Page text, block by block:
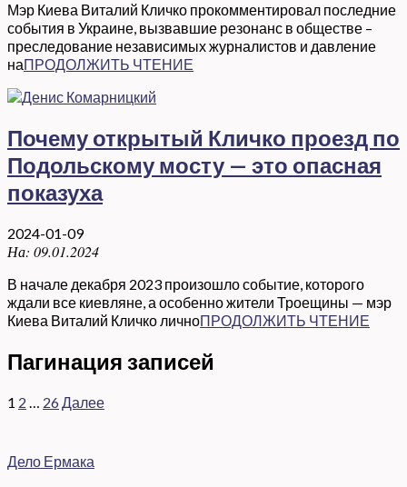
Мэр Киева Виталий Кличко прокомментировал последние
события в Украине, вызвавшие резонанс в обществе –
преследование независимых журналистов и давление
наПРОДОЛЖИТЬ ЧТЕНИЕ
Почему открытый Кличко проезд по
Подольскому мосту — это опасная
показуха
2024-01-09
На: 09.01.2024
В начале декабря 2023 произошло событие, которого
ждали все киевляне, а особенно жители Троещины — мэр
Киева Виталий Кличко личноПРОДОЛЖИТЬ ЧТЕНИЕ
Пагинация записей
1 2 … 26Далее
Дело Ермака